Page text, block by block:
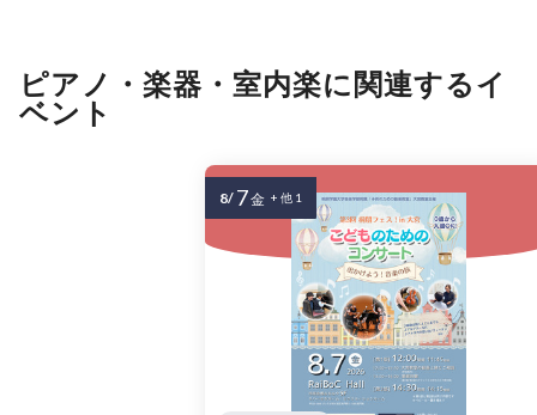
ピアノ・楽器・室内楽に関連するイ
ベント
8/ 7金 + 他 1